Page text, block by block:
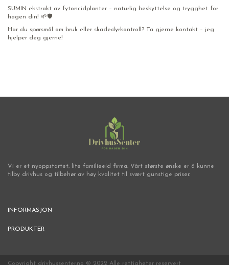
SUMIN ekstrakt av fytoncidplanter – naturlig beskyttelse og trygghet for
hagen din! 🌱🛡️
Har du spørsmål om bruk eller skadedyrkontroll? Ta gjerne kontakt – jeg
hjelper deg gjerne!
Vi er et nyoppstartet, lite familieeid firma. Vårt største ønske er å kunne
tilby drivhus og tilbehør av høy kvalitet til svært gunstige priser.
INFORMASJON
PRODUKTER
Copyright drivhussenter.no © 2022 Alle rettigheter reservert